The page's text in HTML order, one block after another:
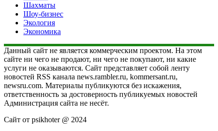
Шахматы
Шоу-бизнес
Экология
Экономика
Данный сайт не является коммерческим проектом. На этом
сайте ни чего не продают, ни чего не покупают, ни какие
услуги не оказываются. Сайт представляет собой ленту
новостей RSS канала news.rambler.ru, kommersant.ru,
newsru.com. Материалы публикуются без искажения,
ответственность за достоверность публикуемых новостей
Администрация сайта не несёт.
Сайт от psikhoter @ 2024